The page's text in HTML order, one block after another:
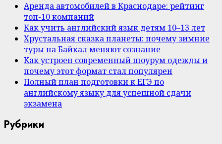
Аренда автомобилей в Краснодаре: рейтинг
топ-10 компаний
Как учить английский язык детям 10–13 лет
Хрустальная сказка планеты: почему зимние
туры на Байкал меняют сознание
Как устроен современный шоурум одежды и
почему этот формат стал популярен
Полный план подготовки к ЕГЭ по
английскому языку для успешной сдачи
экзамена
Рубрики